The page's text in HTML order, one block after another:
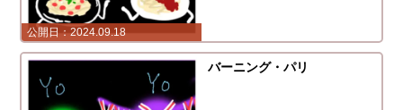
2024.09.18
バーニング・パリ